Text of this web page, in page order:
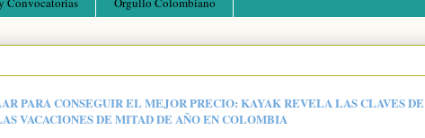
PARA CONSEGUIR EL MEJOR PRECIO: KAYAK REVELA LAS CLAVES DE
VACACIONES DE MITAD DE AÑO EN COLOMBIA